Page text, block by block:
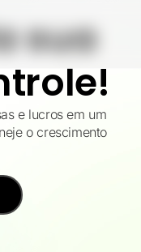
sua
e lucros em um
o crescimento